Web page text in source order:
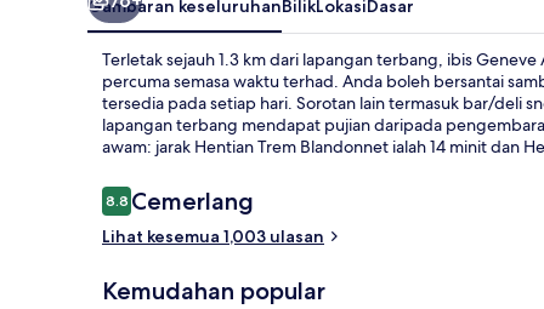
Gambaran keseluruhanBilikLokasiDasar
Terletak sejauh 1.3 km dari lapangan terbang, ibis
percuma semasa waktu terhad. Anda boleh bersantai
tersedia pada setiap hari. Sorotan lain termasuk bar/deli
lapangan terbang mendapat pujian daripada
awam: jarak Hentian Trem Blandonnet ialah 14 minit dan
Ulasan
8.88.8 daripada 10
Cemerlang
Lihat kesemua 1,003 ulasan
Kemudahan popular